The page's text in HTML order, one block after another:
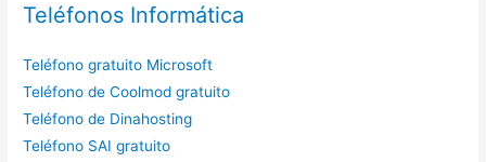
Teléfonos Informática
Teléfono gratuito Microsoft
Teléfono de Coolmod gratuito
Teléfono de Dinahosting
Teléfono SAI gratuito